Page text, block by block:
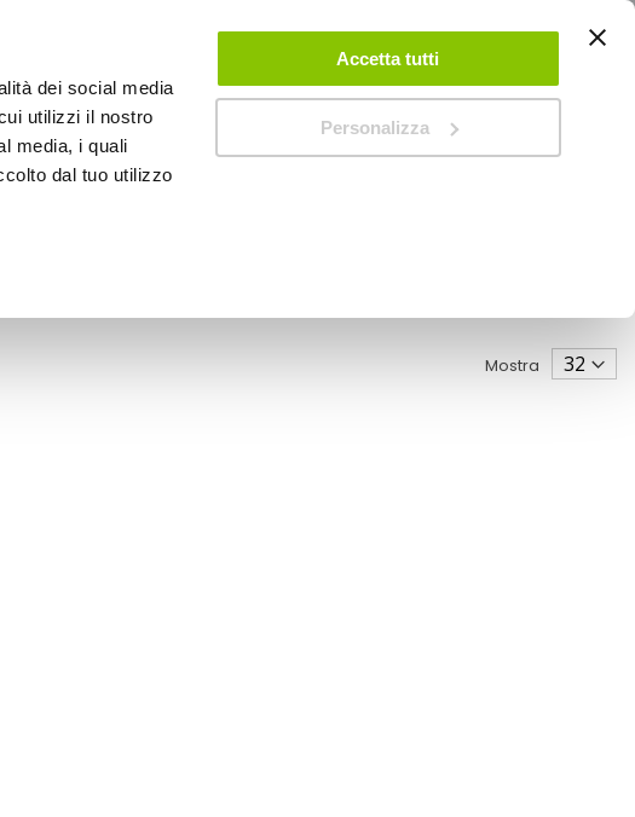
dei social media
utilizzi il nostro
media, i quali
dal tuo utilizzo
Accetta tutti
Personalizza
ACCEDI CREA UN ACCOUNT CONTATTACI
Mostra